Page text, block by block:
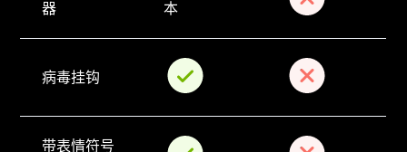
器 本
病毒挂钩
带表情符号